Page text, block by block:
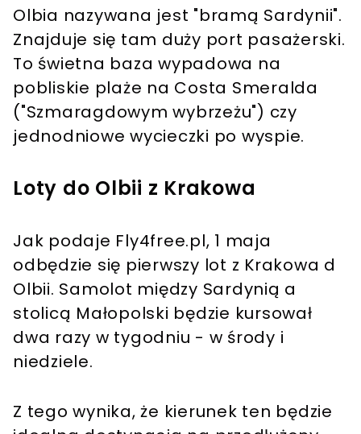
Olbia nazywana jest "bramą Sardynii".
Znajduje się tam duży port pasażerski.
To świetna baza wypadowa na
pobliskie plaże na Costa Smeralda
("Szmaragdowym wybrzeżu") czy
jednodniowe wycieczki po wyspie.
Loty do Olbii z Krakowa
Jak podaje Fly4free.pl, 1 maja
odbędzie się pierwszy lot z Krakowa d
Olbii. Samolot między Sardynią a
stolicą Małopolski będzie kursował
dwa razy w tygodniu - w środy i
niedziele.
Z tego wynika, że kierunek ten będzie